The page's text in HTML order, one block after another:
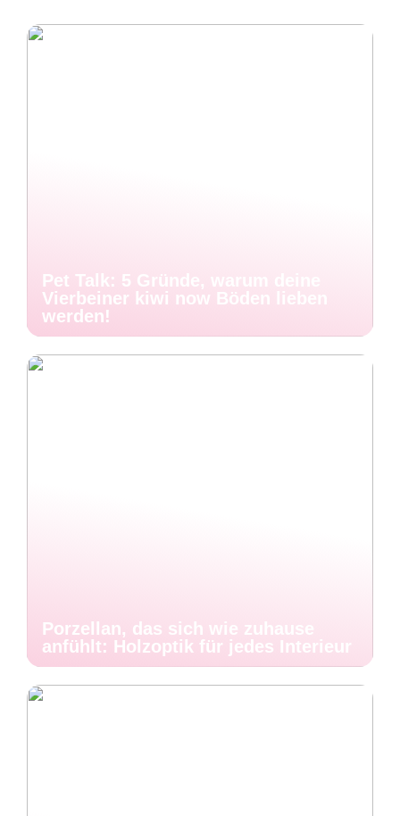
Pet Talk: 5 Gründe, warum deine
Vierbeiner kiwi now Böden lieben
werden!
Porzellan, das sich wie zuhause
anfühlt: Holzoptik für jedes Interieur